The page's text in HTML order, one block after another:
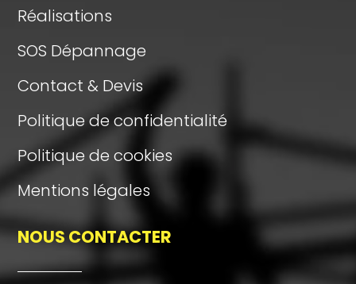
Réalisations
SOS Dépannage
Contact & Devis
Politique de confidentialité
Politique de cookies
Mentions légales
NOUS CONTACTER